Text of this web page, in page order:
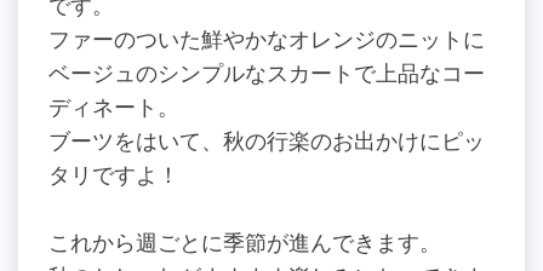
ファーのついた鮮やかなオレンジのニットに
ベージュのシンプルなスカートで上品なコー
ディネート。
ブーツをはいて、秋の行楽のお出かけにピッ
タリですよ！
これから週ごとに季節が進んできます。